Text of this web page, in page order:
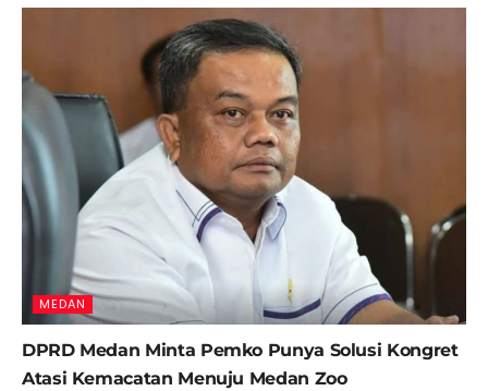
MEDAN
DPRD Medan Minta Pemko Punya Solusi Kongret
Atasi Kemacatan Menuju Medan Zoo